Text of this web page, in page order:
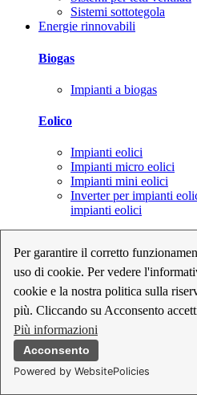
Per garantire il corretto
uso di cookie. Per vedere
cookie e la nostra politica sulla
più. Cliccando su Acconsento
Più informazioni
Acconsento
Powered by WebsitePolicies
Sistemi sottotegola
Energie rinnovabili
Biogas
Impianti a biogas
Eolico
Impianti eolici
Impianti micro eolici
Impianti mini eolici
Inverter per impianti
impianti eolici
Cavi, connettori e
Inverter per impianti
Kit per impianti
Moduli fotovoltaici
Sistemi di monitoraggio
Strumenti di collaudo e
fotovoltaici
Supporti per impianti